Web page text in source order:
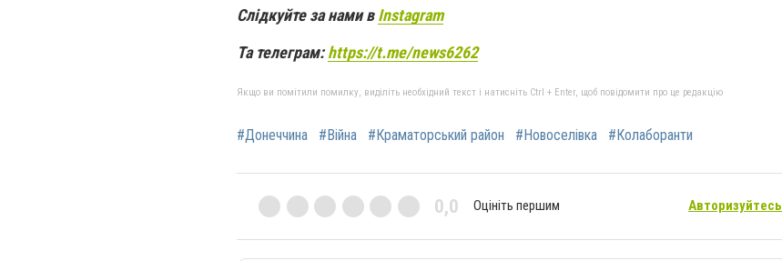
Слідкуйте за нами вInstagram
Та телеграм:https://t.me/news6262
Якщо ви помітили помилку, виділіть необхідний текст і натисніть Ctrl + Enter, щоб повідомити про це редакцію
#Донеччина #Війна #Краматорський район #Новоселівка #Колаборанти
0,0 Оцініть першим Авторизуйтесь